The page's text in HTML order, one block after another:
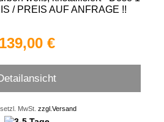
/ PREIS AUF ANFRAGE !!
139,00 €
MwSt.zzgl.Versand